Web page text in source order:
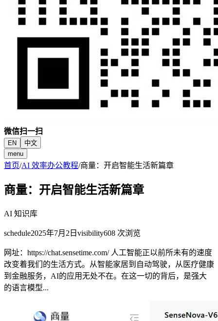
微信扫一扫
EN
中文
menu
首页/AI 效率办公教程/商量：开启智能生活新篇章
商量：开启智能生活新篇章
AI 知识库
schedule2025年7月2日 visibility608 次浏览
网址：https://chat.sensetime.com/ 人工智能正以前所未有的速度
改变着我们的生活方式。从智能家居到自动驾驶，从医疗健康
到金融服务，AI的应用无处不在。在这一切的背后，是强大
的语言模型...